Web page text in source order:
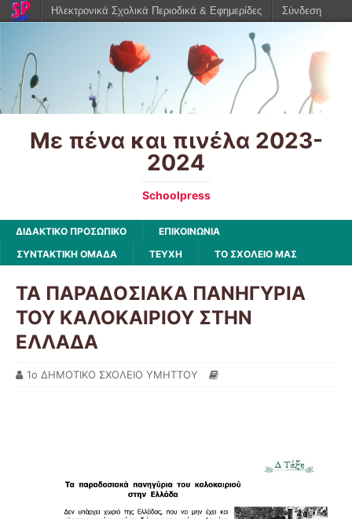
Με πένα και πινέλα 2023-
2024
Schoolpress
ΔΙΔΑΚΤΙΚΟ ΠΡΟΣΩΠΙΚΟ
ΕΠΙΚΟΙΝΩΝΙΑ
ΣΥΝΤΑΚΤΙΚΗ ΟΜΑΔΑ
ΤΕΥΧΗ ΤΟ ΣΧΟΛΕΙΟ ΜΑΣ
ΤΑ ΠΑΡΑΔΟΣΙΑΚΑ ΠΑΝΗΓΥΡΙΑ
ΤΟΥ ΚΑΛΟΚΑΙΡΙΟΥ ΣΤΗΝ
ΕΛΛΑΔΑ
1ο ΔΗΜΟΤΙΚΟ ΣΧΟΛΕΙΟ ΥΜΗΤΤΟΥ
Ηλεκτρονικά Σχολικά Περιοδικά & Εφημερίδες Σύνδεση